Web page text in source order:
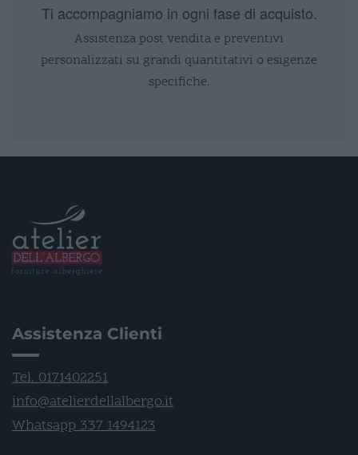
Ti accompagniamo in ogni fase di acquisto.
Assistenza post vendita e preventivi
personalizzati su grandi quantitativi o esigenze
specifiche.
Assistenza Clienti
Tel. 0171402251
info@atelierdellalbergo.it
Whatsapp 337 1494123